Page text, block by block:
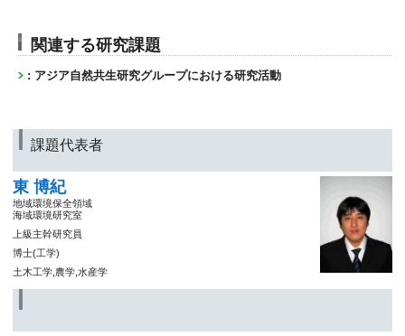
関連する研究課題
: アジア自然共生研究グループにおける研究活動
課題代表者
東 博紀
地域環境保全領域
海域環境研究室
上級主幹研究員
博士(工学)
土木工学,農学,水産学